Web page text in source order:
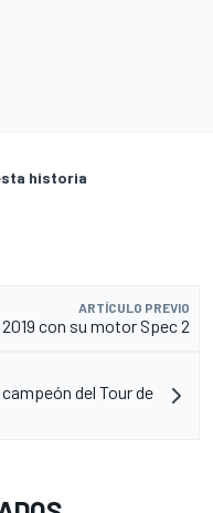
historia
ARTÍCULO PREVIO
con su motor Spec 2
del Tour de